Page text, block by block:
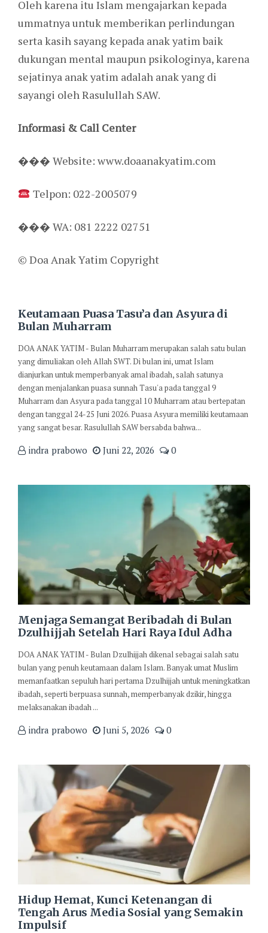
Oleh karena itu Islam mengajarkan kepada
ummatnya untuk memberikan perlindungan
serta kasih sayang kepada anak yatim baik
dukungan mental maupun psikologinya, karena
sejatinya anak yatim adalah anak yang di
sayangi oleh Rasulullah SAW.
Informasi & Call Center
��� Website: www.doaanakyatim.com
Telpon: 022-2005079
��� WA: 081 2222 02751
© Doa Anak Yatim Copyright
Keutamaan Puasa Tasu’a dan Asyura di
Bulan Muharram
DOA ANAK YATIM - Bulan Muharram merupakan salah satu bulan
yang dimuliakan oleh Allah SWT. Di bulan ini, umat Islam
dianjurkan untuk memperbanyak amal ibadah, salah satunya
dengan menjalankan puasa sunnah Tasu'a pada tanggal 9
Muharram dan Asyura pada tanggal 10 Muharram atau bertepatan
dengan tanggal 24-25 Juni 2026. Puasa Asyura memiliki keutamaan
yang sangat besar. Rasulullah SAW bersabda bahwa...
indra prabowo Juni 22, 2026 0
Menjaga Semangat Beribadah di Bulan
Dzulhijjah Setelah Hari Raya Idul Adha
DOA ANAK YATIM - Bulan Dzulhijjah dikenal sebagai salah satu
bulan yang penuh keutamaan dalam Islam. Banyak umat Muslim
memanfaatkan sepuluh hari pertama Dzulhijjah untuk meningkatkan
ibadah, seperti berpuasa sunnah, memperbanyak dzikir, hingga
melaksanakan ibadah ...
indra prabowo Juni 5, 2026 0
Hidup Hemat, Kunci Ketenangan di
Tengah Arus Media Sosial yang Semakin
Impulsif